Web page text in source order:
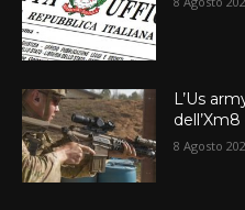
L’Us
8 Agosto